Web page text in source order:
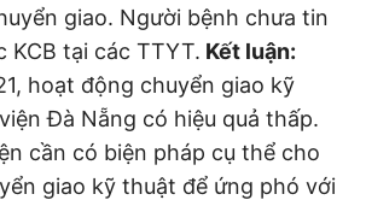
giao. Người bệnh chưa tin
tại các TTYT. Kết luận:
hoạt động chuyển giao kỹ
Đà Nẵng có hiệu quả thấp.
cần có biện pháp cụ thể cho
giao kỹ thuật để ứng phó với